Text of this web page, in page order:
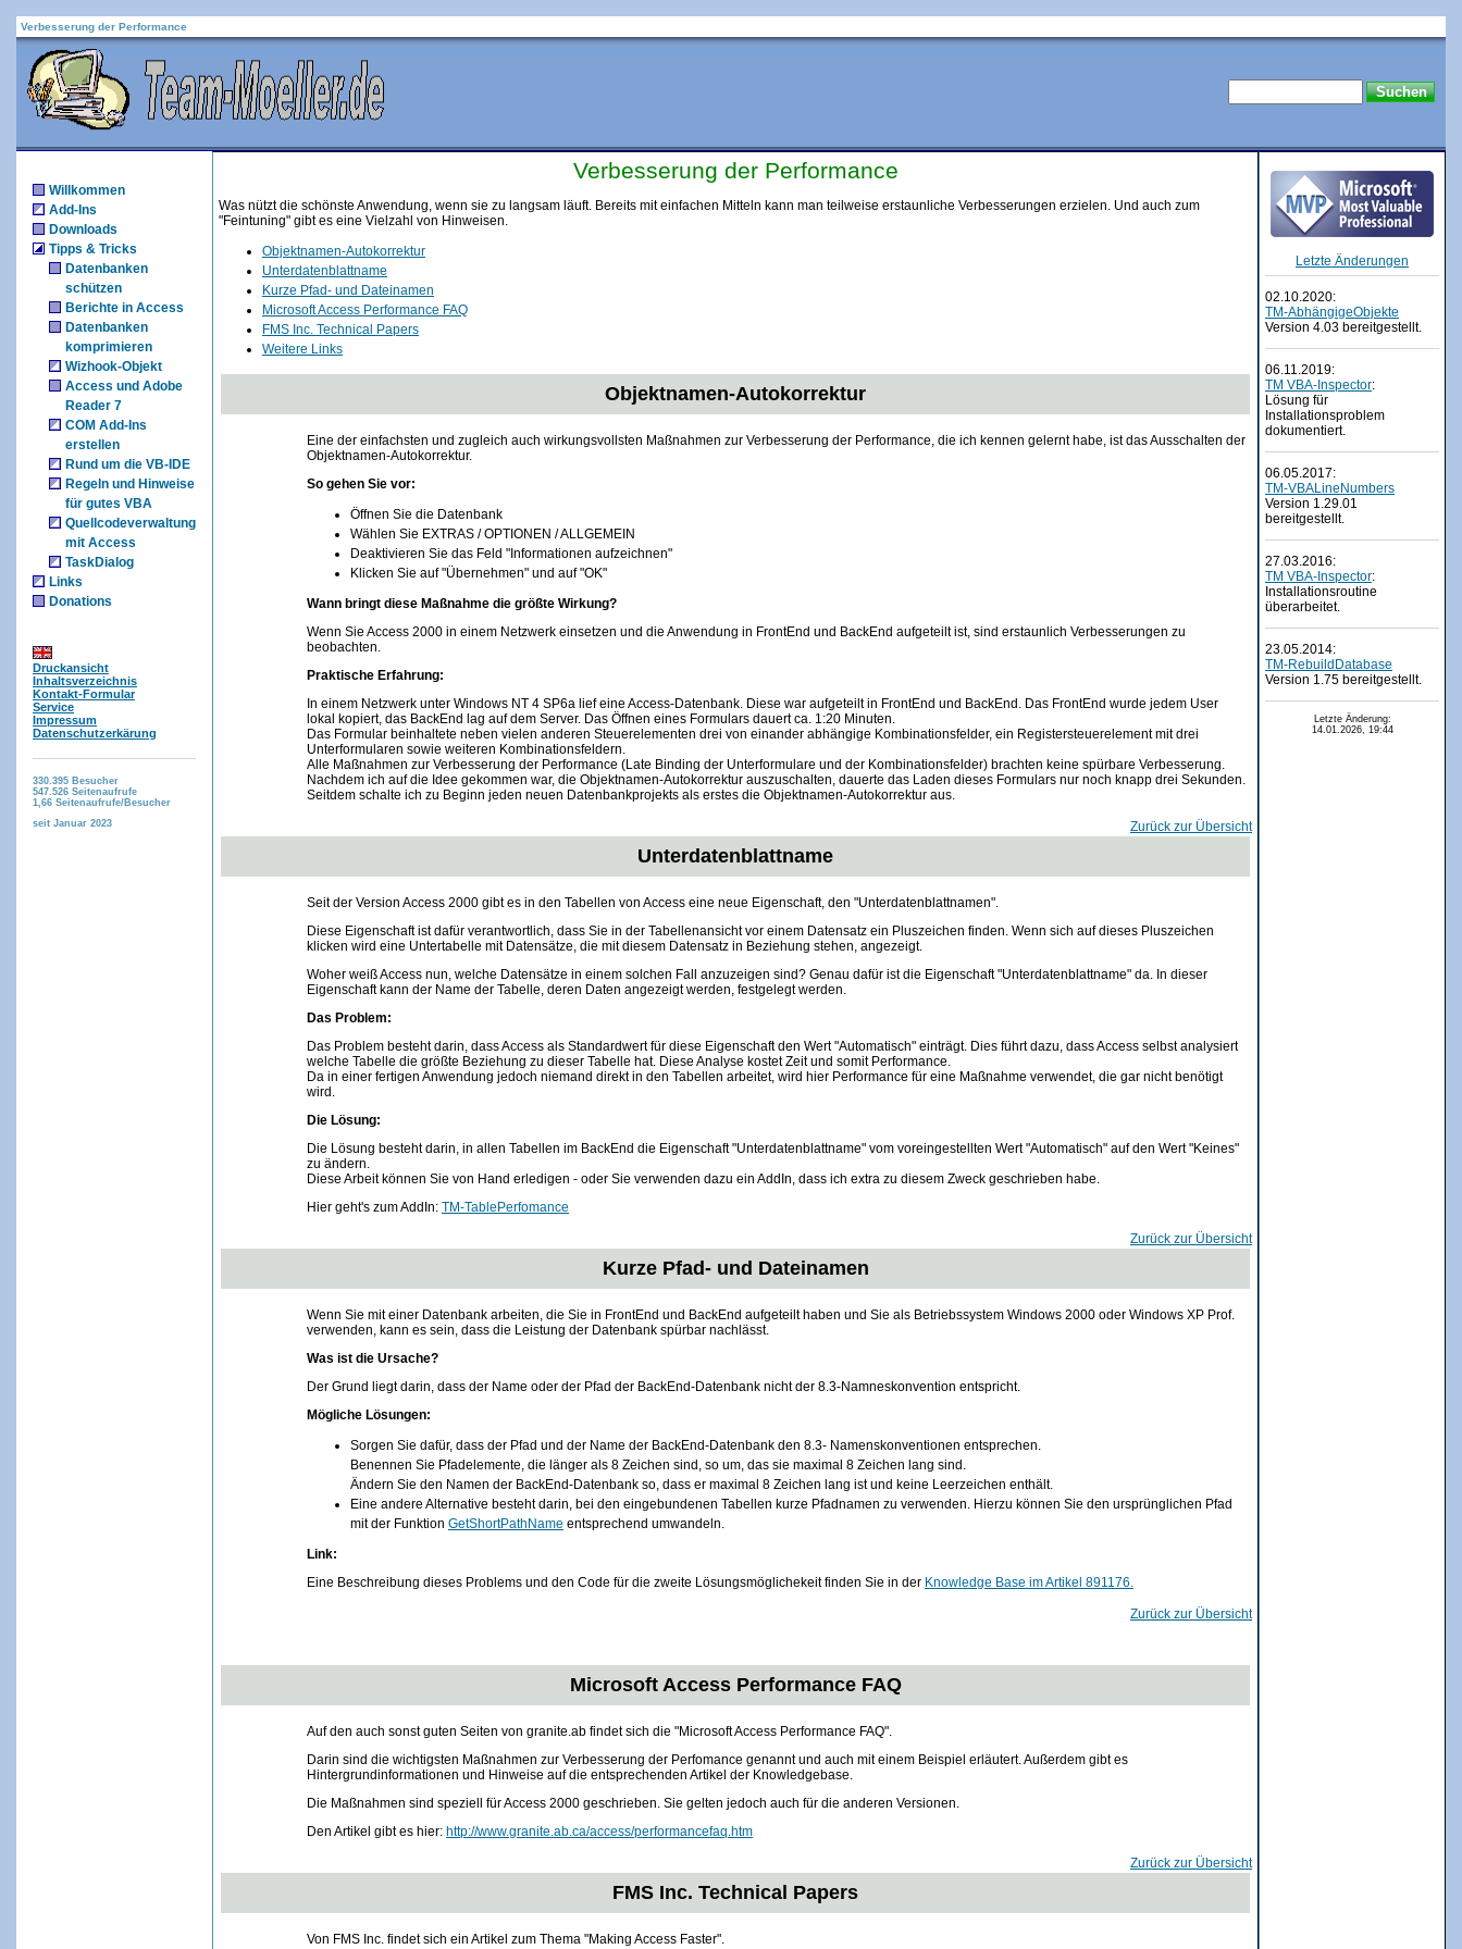
Verbesserung der Performance
Willkommen
Add-Ins
Downloads
Tipps & Tricks
Datenbanken
schützen
Berichte in Access
Datenbanken
komprimieren
Wizhook-Objekt
Access und Adobe
Reader 7
COM Add-Ins
erstellen
Rund um die VB-IDE
Regeln und Hinweise
für gutes VBA
Quellcodeverwaltung
mit Access
TaskDialog
Links
Donations
Druckansicht
Inhaltsverzeichnis
Kontakt-Formular
Service
Impressum
Datenschutzerkärung
330.395 Besucher
547.526 Seitenaufrufe
1,66 Seitenaufrufe/Besucher
seit Januar 2023
Verbesserung der Performance
Was nützt die schönste Anwendung, wenn sie zu langsam läuft. Bereits mit einfachen Mitteln kann man teilweise erstaunliche Verbesserungen erzielen. Und auch zum
"Feintuning" gibt es eine Vielzahl von Hinweisen.
Objektnamen-Autokorrektur
Unterdatenblattname
Kurze Pfad- und Dateinamen
Microsoft Access Performance FAQ
FMS Inc. Technical Papers
Weitere Links
Objektnamen-Autokorrektur
Eine der einfachsten und zugleich auch wirkungsvollsten Maßnahmen zur Verbesserung der Performance, die ich kennen gelernt habe, ist das Ausschalten der
Objektnamen-Autokorrektur.
So gehen Sie vor:
Öffnen Sie die Datenbank
Wählen Sie EXTRAS / OPTIONEN / ALLGEMEIN
Deaktivieren Sie das Feld "Informationen aufzeichnen"
Klicken Sie auf "Übernehmen" und auf "OK"
Wann bringt diese Maßnahme die größte Wirkung?
Wenn Sie Access 2000 in einem Netzwerk einsetzen und die Anwendung in FrontEnd und BackEnd aufgeteilt ist, sind erstaunlich Verbesserungen zu
beobachten.
Praktische Erfahrung:
In einem Netzwerk unter Windows NT 4 SP6a lief eine Access-Datenbank. Diese war aufgeteilt in FrontEnd und BackEnd. Das FrontEnd wurde jedem User
lokal kopiert, das BackEnd lag auf dem Server. Das Öffnen eines Formulars dauert ca. 1:20 Minuten.
Das Formular beinhaltete neben vielen anderen Steuerelementen drei von einander abhängige Kombinationsfelder, ein Registersteuerelement mit drei
Unterformularen sowie weiteren Kombinationsfeldern.
Alle Maßnahmen zur Verbesserung der Performance (Late Binding der Unterformulare und der Kombinationsfelder) brachten keine spürbare Verbesserung.
Nachdem ich auf die Idee gekommen war, die Objektnamen-Autokorrektur auszuschalten, dauerte das Laden dieses Formulars nur noch knapp drei Sekunden.
Seitdem schalte ich zu Beginn jeden neuen Datenbankprojekts als erstes die Objektnamen-Autokorrektur aus.
Zurück zur Übersicht
Unterdatenblattname
Seit der Version Access 2000 gibt es in den Tabellen von Access eine neue Eigenschaft, den "Unterdatenblattnamen".
Diese Eigenschaft ist dafür verantwortlich, dass Sie in der Tabellenansicht vor einem Datensatz ein Pluszeichen finden. Wenn sich auf dieses Pluszeichen
klicken wird eine Untertabelle mit Datensätze, die mit diesem Datensatz in Beziehung stehen, angezeigt.
Woher weiß Access nun, welche Datensätze in einem solchen Fall anzuzeigen sind? Genau dafür ist die Eigenschaft "Unterdatenblattname" da. In dieser
Eigenschaft kann der Name der Tabelle, deren Daten angezeigt werden, festgelegt werden.
Das Problem:
Das Problem besteht darin, dass Access als Standardwert für diese Eigenschaft den Wert "Automatisch" einträgt. Dies führt dazu, dass Access selbst analysiert
welche Tabelle die größte Beziehung zu dieser Tabelle hat. Diese Analyse kostet Zeit und somit Performance.
Da in einer fertigen Anwendung jedoch niemand direkt in den Tabellen arbeitet, wird hier Performance für eine Maßnahme verwendet, die gar nicht benötigt
wird.
Die Lösung:
Die Lösung besteht darin, in allen Tabellen im BackEnd die Eigenschaft "Unterdatenblattname" vom voreingestellten Wert "Automatisch" auf den Wert "Keines"
zu ändern.
Diese Arbeit können Sie von Hand erledigen - oder Sie verwenden dazu ein AddIn, dass ich extra zu diesem Zweck geschrieben habe.
Hier geht's zum AddIn: TM-TablePerfomance
Zurück zur Übersicht
Kurze Pfad- und Dateinamen
Wenn Sie mit einer Datenbank arbeiten, die Sie in FrontEnd und BackEnd aufgeteilt haben und Sie als Betriebssystem Windows 2000 oder Windows XP Prof.
verwenden, kann es sein, dass die Leistung der Datenbank spürbar nachlässt.
Was ist die Ursache?
Der Grund liegt darin, dass der Name oder der Pfad der BackEnd-Datenbank nicht der 8.3-Namneskonvention entspricht.
Mögliche Lösungen:
Sorgen Sie dafür, dass der Pfad und der Name der BackEnd-Datenbank den 8.3- Namenskonventionen entsprechen.
Benennen Sie Pfadelemente, die länger als 8 Zeichen sind, so um, das sie maximal 8 Zeichen lang sind.
Ändern Sie den Namen der BackEnd-Datenbank so, dass er maximal 8 Zeichen lang ist und keine Leerzeichen enthält.
Eine andere Alternative besteht darin, bei den eingebundenen Tabellen kurze Pfadnamen zu verwenden. Hierzu können Sie den ursprünglichen Pfad
mit der Funktion GetShortPathName entsprechend umwandeln.
Link:
Eine Beschreibung dieses Problems und den Code für die zweite Lösungsmöglichekeit finden Sie in der Knowledge Base im Artikel 891176.
Zurück zur Übersicht
Microsoft Access Performance FAQ
Auf den auch sonst guten Seiten von granite.ab findet sich die "Microsoft Access Performance FAQ".
Darin sind die wichtigsten Maßnahmen zur Verbesserung der Perfomance genannt und auch mit einem Beispiel erläutert. Außerdem gibt es
Hintergrundinformationen und Hinweise auf die entsprechenden Artikel der Knowledgebase.
Die Maßnahmen sind speziell für Access 2000 geschrieben. Sie gelten jedoch auch für die anderen Versionen.
Den Artikel gibt es hier: http://www.granite.ab.ca/access/performancefaq.htm
Zurück zur Übersicht
FMS Inc. Technical Papers
Von FMS Inc. findet sich ein Artikel zum Thema "Making Access Faster".
Letzte Änderungen
02.10.2020:
TM-AbhängigeObjekte
Version 4.03 bereitgestellt.
06.11.2019:
TM VBA-Inspector:
Lösung für
Installationsproblem
dokumentiert.
06.05.2017:
TM-VBALineNumbers
Version 1.29.01
bereitgestellt.
27.03.2016:
TM VBA-Inspector:
Installationsroutine
überarbeitet.
23.05.2014:
TM-RebuildDatabase
Version 1.75 bereitgestellt.
Letzte Änderung:
14.01.2026, 19:44